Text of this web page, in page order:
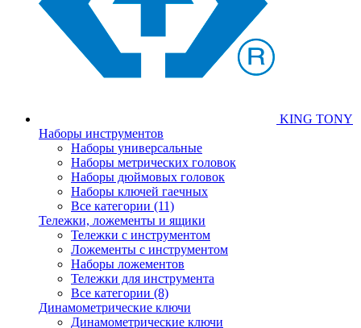
KING TONY
Наборы инструментов
Наборы универсальные
Наборы метрических головок
Наборы дюймовых головок
Наборы ключей гаечных
Все категории (11)
Тележки, ложементы и ящики
Тележки с инструментом
Ложементы с инструментом
Наборы ложементов
Тележки для инструмента
Все категории (8)
Динамометрические ключи
Динамометрические ключи